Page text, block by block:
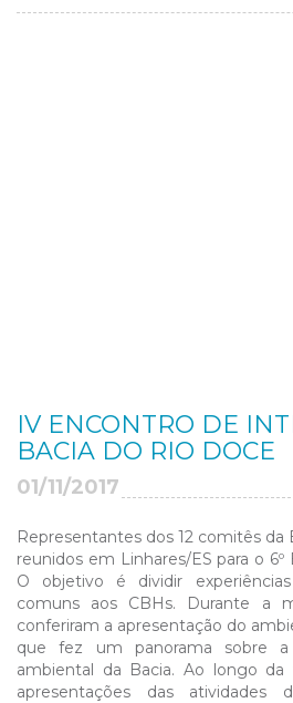
IV ENCONTRO DE
BACIA DO RIO DOCE
01/11/2017
Representantes dos 12 comitês da
reunidos em Linhares/ES para o
O objetivo é dividir
comuns aos CBHs. Durante a
conferiram a apresentação do
que fez um panorama sobre a
ambiental da Bacia. Ao longo da
apresentações das atividades